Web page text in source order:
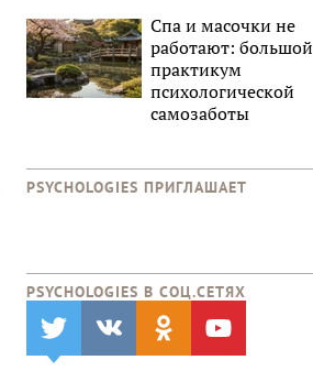
Спа и масочки не
работают: большой
практикум
психологической
самозаботы
PSYCHOLOGIES ПРИГЛАШАЕТ
PSYCHOLOGIES В CОЦ.СЕТЯХ